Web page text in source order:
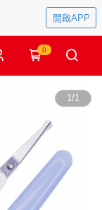
開啟APP
0
1/1